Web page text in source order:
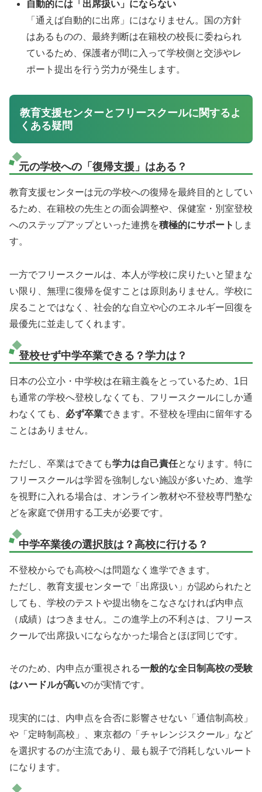
自動的には「出席扱い」にならない
「通えば自動的に出席」にはなりません。国の方針
はあるものの、最終判断は在籍校の校長に委ねられ
ているため、保護者が間に入って学校側と交渉やレ
ポート提出を行う労力が発生します。
教育支援センターとフリースクールに関するよ
くある疑問
元の学校への「復帰支援」はある？
教育支援センターは元の学校への復帰を最終目的としてい
るため、在籍校の先生との面会調整や、保健室・別室登校
へのステップアップといった連携を積極的にサポート しま
す。
一方でフリースクールは、本人が学校に戻りたいと望まな
い限り、無理に復帰を促すことは原則ありません。学校に
戻ることではなく、社会的な自立や心のエネルギー回復を
最優先に並走してくれます。
登校せず中学卒業できる？学力は？
日本の公立小・中学校は在籍主義をとっているため、1日
も通常の学校へ登校しなくても、フリースクールにしか通
わなくても、 必ず卒業できます。不登校を理由に留年する
ことはありません。
ただし、卒業はできても学力は自己責任となります。特に
フリースクールは学習を強制しない施設が多いため、進学
を視野に入れる場合は、オンライン教材や不登校専門塾な
どを家庭で併用する工夫が必要です。
中学卒業後の選択肢は？高校に行ける？
不登校からでも高校へは問題なく進学できます。
ただし、教育支援センターで「出席扱い」が認められたと
しても、学校のテストや提出物をこなさなければ内申点
（成績）はつきません。この進学上の不利さは、フリース
クールで出席扱いにならなかった場合とほぼ同じです。
そのため、内申点が重視される一般的な全日制高校の受験
はハードルが高いのが実情です。
現実的には、内申点を合否に影響させない「通信制高校」
や「定時制高校」、東京都の「チャレンジスクール」など
を選択するのが主流であり、最も親子で消耗しないルート
になります。